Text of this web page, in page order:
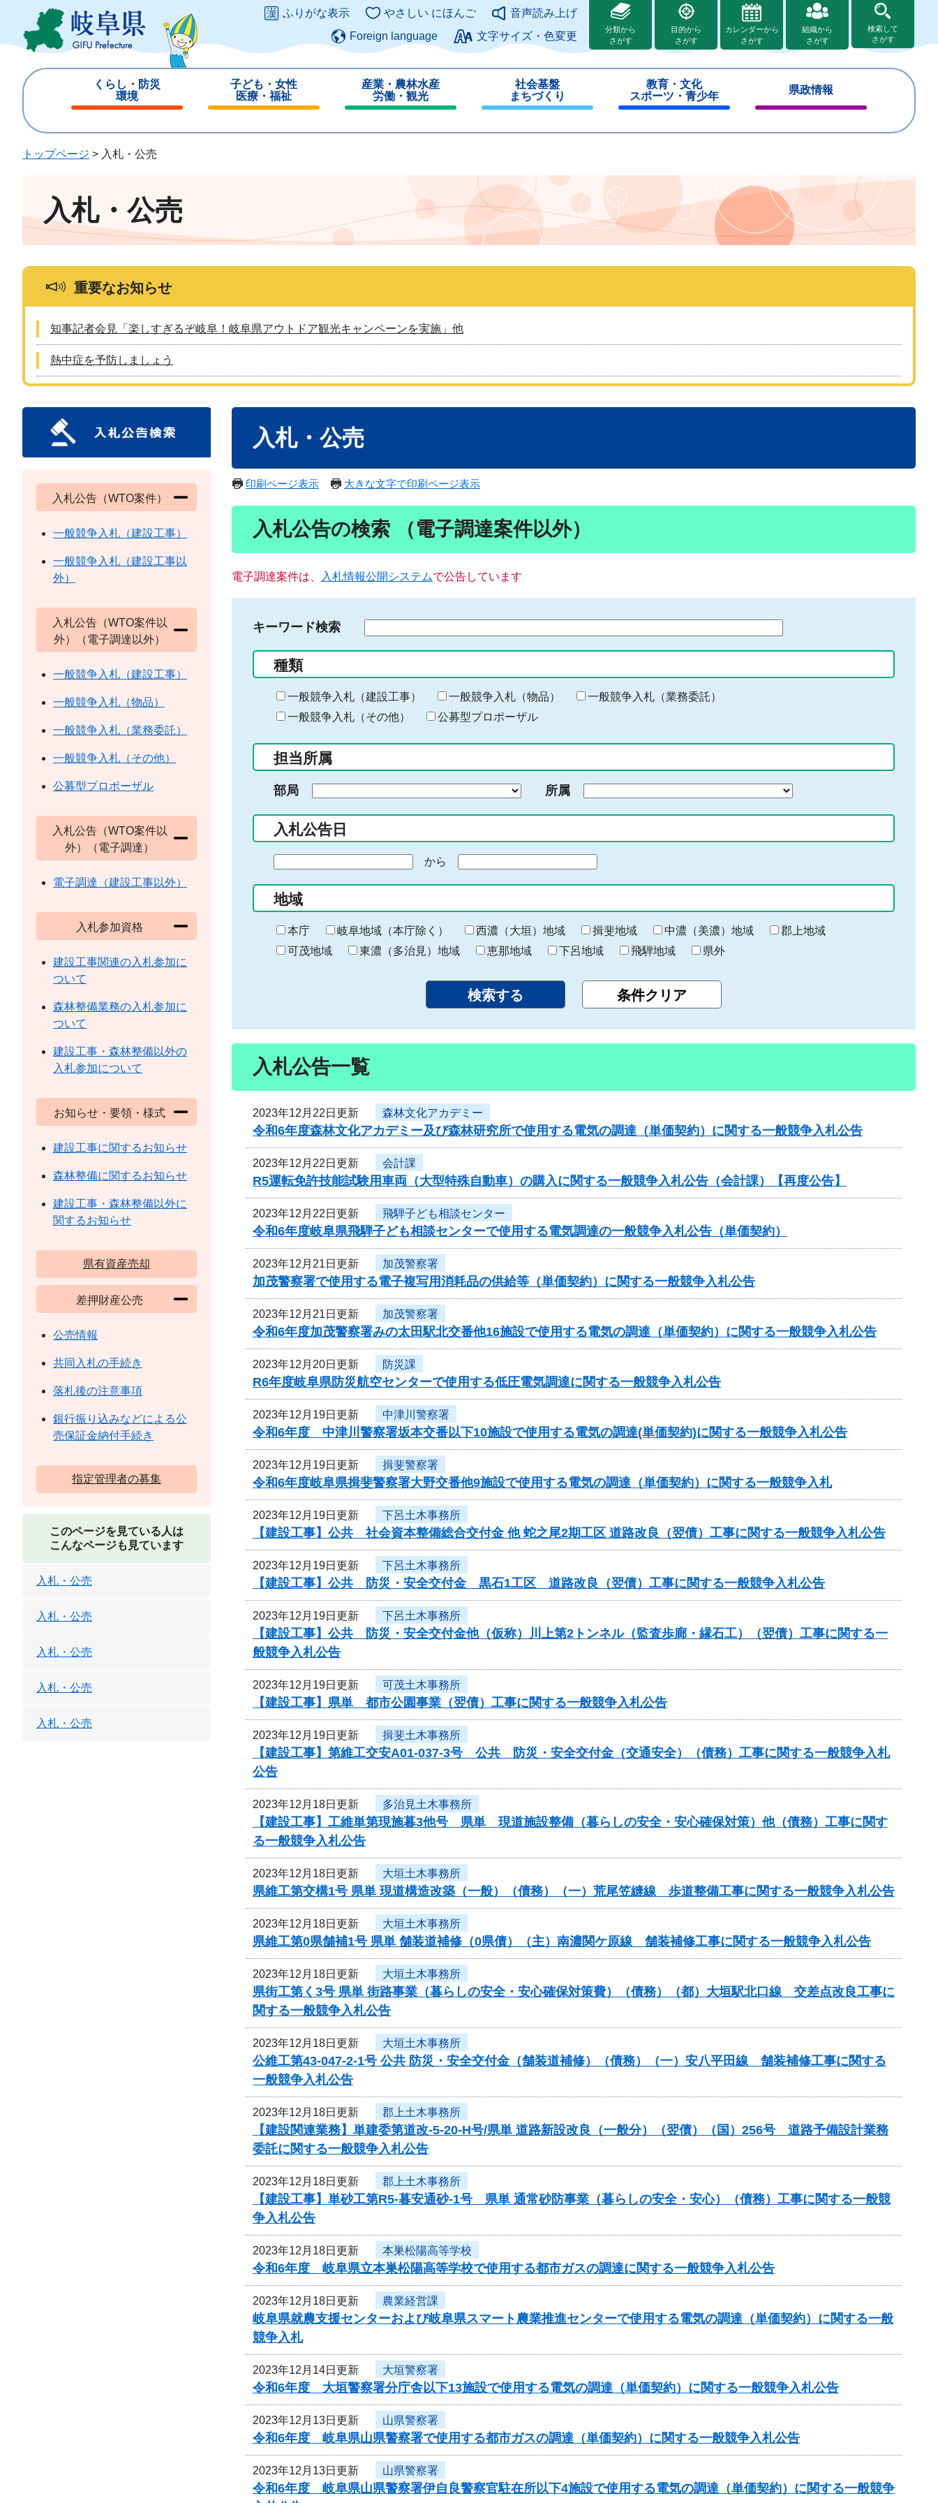
ジ
ュ
このページの本文へ
ふりがな表示 やさしい にほんご
音声読み上げ
Foreign language
文字サイズ・色変更
分類から
さがす
目的から
さがす
カレンダーから
さがす
組織から
さがす
検索して
さがす
くらし・防災
環境
じ
子ども・女性
医療・福祉
じ
産業・農林水産
労働・観光
じ
社会基盤
まちづくり
じ
教育・文化
スポーツ・青少年
じ
県政情報
じ
トップページ > 入札・公売
入札・公売
重要なお知らせ
知事記者会見「楽しすぎるぞ岐阜！岐阜県アウトドア観光キャンペーンを実施」他
熱中症を予防しましょう
入札・公売
印刷ページ表示 大きな文字で印刷ページ表示
入札公告の検索 （電子調達案件以外）
電子調達案件は、 入札情報公開システムで公告しています
キーワード検索
る
キ
ー
ー
入
力
種類
一般競争入札（建設工事） 一般競争入札（物品）
一般競争入札（業務委託）
一般競争入札（その他）
公募型プロポーザル
担当所属
部局 所属
入札公告日
の
始
ま
り
から
終
わ
り
地域
本庁 岐阜地域（本庁除く） 西濃（大垣）地域 揖斐地域 中濃（美濃）地域
郡上地域
可茂地域
東濃（多治見）地域 恵那地域 下呂地域 飛騨地域 県外
入札公告一覧
2023年12月22日更新 森林文化アカデミー
令和6年度森林文化アカデミー及び森林研究所で使用する電気の調達（単価契約）に関する一般競争入札公告
2023年12月22日更新 会計課
R5運転免許技能試験用車両（大型特殊自動車）の購入に関する一般競争入札公告（会計課）【再度公告】
2023年12月22日更新 飛騨子ども相談センター
令和6年度岐阜県飛騨子ども相談センターで使用する電気調達の一般競争入札公告（単価契約）
2023年12月21日更新 加茂警察署
加茂警察署で使用する電子複写用消耗品の供給等（単価契約）に関する一般競争入札公告
2023年12月21日更新 加茂警察署
令和6年度加茂警察署みの太田駅北交番他16施設で使用する電気の調達（単価契約）に関する一般競争入札公告
2023年12月20日更新 防災課
R6年度岐阜県防災航空センターで使用する低圧電気調達に関する一般競争入札公告
2023年12月19日更新 中津川警察署
令和6年度 中津川警察署坂本交番以下10施設で使用する電気の調達(単価契約)に関する一般競争入札公告
2023年12月19日更新 揖斐警察署
令和6年度岐阜県揖斐警察署大野交番他9施設で使用する電気の調達（単価契約）に関する一般競争入札
2023年12月19日更新 下呂土木事務所
【建設工事】公共 社会資本整備総合交付金 他 蛇之尾2期工区 道路改良（翌債）工事に関する一般競争入札公告
2023年12月19日更新 下呂土木事務所
【建設工事】公共 防災・安全交付金 黒石1工区 道路改良（翌債）工事に関する一般競争入札公告
2023年12月19日更新 下呂土木事務所
【建設工事】公共 防災・安全交付金他（仮称）川上第2トンネル（監査歩廊・縁石工）（翌債）工事に関する一
般競争入札公告
2023年12月19日更新 可茂土木事務所
【建設工事】県単 都市公園事業（翌債）工事に関する一般競争入札公告
2023年12月19日更新 揖斐土木事務所
【建設工事】第維工交安A01-037-3号 公共 防災・安全交付金（交通安全）（債務）工事に関する一般競争入札
公告
2023年12月18日更新 多治見土木事務所
【建設工事】工維単第現施暮3他号 県単 現道施設整備（暮らしの安全・安心確保対策）他（債務）工事に関す
る一般競争入札公告
2023年12月18日更新 大垣土木事務所
県維工第交構1号 県単 現道構造改築（一般）（債務）（一）荒尾笠縫線 歩道整備工事に関する一般競争入札公告
2023年12月18日更新 大垣土木事務所
県維工第0県舗補1号 県単 舗装道補修（0県債）（主）南濃関ケ原線 舗装補修工事に関する一般競争入札公告
2023年12月18日更新 大垣土木事務所
県街工第く3号 県単 街路事業（暮らしの安全・安心確保対策費）（債務）（都）大垣駅北口線 交差点改良工事に
関する一般競争入札公告
2023年12月18日更新 大垣土木事務所
公維工第43-047-2-1号 公共 防災・安全交付金（舗装道補修）（債務）（一）安八平田線 舗装補修工事に関する
一般競争入札公告
2023年12月18日更新 郡上土木事務所
【建設関連業務】単建委第道改-5-20-H号/県単 道路新設改良（一般分）（翌債）（国）256号 道路予備設計業務
委託に関する一般競争入札公告
2023年12月18日更新 郡上土木事務所
【建設工事】単砂工第R5-暮安通砂-1号 県単 通常砂防事業（暮らしの安全・安心）（債務）工事に関する一般競
争入札公告
2023年12月18日更新 本巣松陽高等学校
令和6年度 岐阜県立本巣松陽高等学校で使用する都市ガスの調達に関する一般競争入札公告
2023年12月18日更新 農業経営課
岐阜県就農支援センターおよび岐阜県スマート農業推進センターで使用する電気の調達（単価契約）に関する一般
競争入札
2023年12月14日更新 大垣警察署
令和6年度 大垣警察署分庁舎以下13施設で使用する電気の調達（単価契約）に関する一般競争入札公告
2023年12月13日更新 山県警察署
令和6年度 岐阜県山県警察署で使用する都市ガスの調達（単価契約）に関する一般競争入札公告
2023年12月13日更新 山県警察署
令和6年度 岐阜県山県警察署伊自良警察官駐在所以下4施設で使用する電気の調達（単価契約）に関する一般競争
入札公告（WTO案件）
一般競争入札（建設工事）
一般競争入札（建設工事以
外）
入札公告（WTO案件以
外）（電子調達以外）
一般競争入札（建設工事）
一般競争入札（物品）
一般競争入札（業務委託）
一般競争入札（その他）
公募型プロポーザル
入札公告（WTO案件以
外）（電子調達）
電子調達（建設工事以外）
入札参加資格
建設工事関連の入札参加に
ついて
森林整備業務の入札参加に
ついて
建設工事・森林整備以外の
入札参加について
お知らせ・要領・様式
建設工事に関するお知らせ
森林整備に関するお知らせ
建設工事・森林整備以外に
関するお知らせ
県有資産売却
差押財産公売
公売情報
共同入札の手続き
落札後の注意事項
銀行振り込みなどによる公
売保証金納付手続き
指定管理者の募集
このページを見ている人は
こんなページも見ています
入札・公売
入札・公売
入札・公売
入札・公売
入札・公売